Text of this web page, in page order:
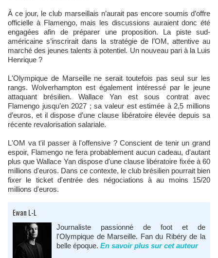
À ce jour, le club marseillais n’aurait pas encore soumis d’offre
officielle à Flamengo, mais les discussions auraient donc été
engagées afin de préparer une proposition. La piste sud-
américaine s’inscrirait dans la stratégie de l’OM, attentive au
marché des jeunes talents à potentiel. Un nouveau pari à la Luis
Henrique ?
L'Olympique de Marseille ne serait toutefois pas seul sur les
rangs. Wolverhampton est également intéressé par le jeune
attaquant brésilien. Wallace Yan est sous contrat avec
Flamengo jusqu’en 2027 ; sa valeur est estimée à 2,5 millions
d’euros, et il dispose d’une clause libératoire élevée depuis sa
récente revalorisation salariale.
L'OM va t'il passer à l'offensive ? Conscient de tenir un grand
espoir, Flamengo ne fera probablement aucun cadeau, d'autant
plus que Wallace Yan dispose d'une clause libératoire fixée à 60
millions d'euros. Dans ce contexte, le club brésilien pourrait bien
fixer le ticket d'entrée des négociations à au moins 15/20
millions d'euros.
Ewan L-L
Journaliste passionné de foot et de
l'Olympique de Marseille. Fan du Ribéry de la
belle époque. En savoir plus sur cet auteur